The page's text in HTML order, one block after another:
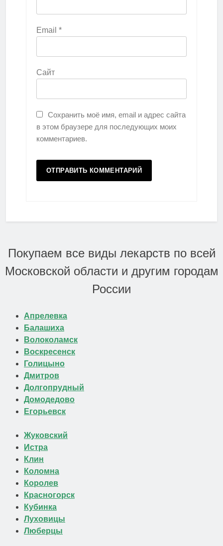
Email *
Сайт
Сохранить моё имя, email и адрес сайта
в этом браузере для последующих моих
комментариев.
Покупаем все виды лекарств по всей
Московской области и другим городам
России
Апрелевка
Балашиха
Волоколамск
Воскресенск
Голицыно
Дмитров
Долгопрудный
Домодедово
Егорьевск
Жуковский
Истра
Клин
Коломна
Королев
Красногорск
Кубинка
Луховицы
Люберцы